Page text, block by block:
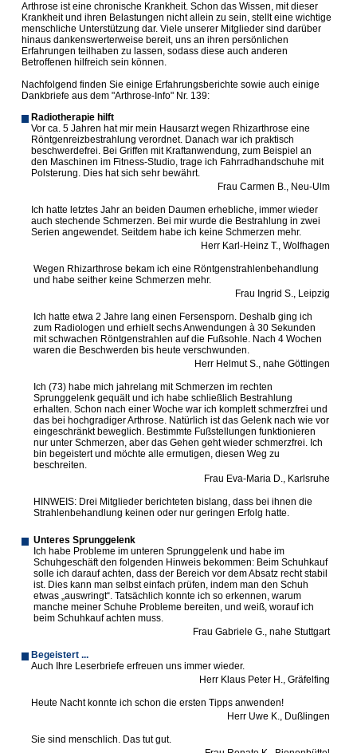
Arthrose ist eine chronische Krankheit. Schon das Wissen, mit dieser
Krankheit und ihren Belastungen nicht allein zu sein, stellt eine wichtige
menschliche Unterstützung dar. Viele unserer Mitglieder sind darüber
hinaus dankenswerterweise bereit, uns an ihren persönlichen
Erfahrungen teilhaben zu lassen, sodass diese auch anderen
Betroffenen hilfreich sein können.
Nachfolgend finden Sie einige Erfahrungsberichte sowie auch einige
Dankbriefe aus dem "Arthrose-Info" Nr. 139:
Radiotherapie hilft
Vor ca. 5 Jahren hat mir mein Hausarzt wegen Rhizarthrose eine
Röntgenreizbestrahlung verordnet. Danach war ich praktisch
beschwerdefrei. Bei Griffen mit Kraftanwendung, zum Beispiel an
den Maschinen im Fitness-Studio, trage ich Fahrradhandschuhe mit
Polsterung. Dies hat sich sehr bewährt.
Frau Carmen B., Neu-Ulm
Ich hatte letztes Jahr an beiden Daumen erhebliche, immer wieder
auch stechende Schmerzen. Bei mir wurde die Bestrahlung in zwei
Serien angewendet. Seitdem habe ich keine Schmerzen mehr.
Herr Karl-Heinz T., Wolfhagen
Wegen Rhizarthrose bekam ich eine Röntgenstrahlenbehandlung
und habe seither keine Schmerzen mehr.
Frau Ingrid S., Leipzig
Ich hatte etwa 2 Jahre lang einen Fersensporn. Deshalb ging ich
zum Radiologen und erhielt sechs Anwendungen à 30 Sekunden
mit schwachen Röntgenstrahlen auf die Fußsohle. Nach 4 Wochen
waren die Beschwerden bis heute verschwunden.
Herr Helmut S., nahe Göttingen
Ich (73) habe mich jahrelang mit Schmerzen im rechten
Sprunggelenk gequält und ich habe schließlich Bestrahlung
erhalten. Schon nach einer Woche war ich komplett schmerzfrei und
das bei hochgradiger Arthrose. Natürlich ist das Gelenk nach wie vor
eingeschränkt beweglich. Bestimmte Fußstellungen funktionieren
nur unter Schmerzen, aber das Gehen geht wieder schmerzfrei. Ich
bin begeistert und möchte alle ermutigen, diesen Weg zu
beschreiten.
Frau Eva-Maria D., Karlsruhe
HINWEIS: Drei Mitglieder berichteten bislang, dass bei ihnen die
Strahlenbehandlung keinen oder nur geringen Erfolg hatte.
Unteres Sprunggelenk
Ich habe Probleme im unteren Sprunggelenk und habe im
Schuhgeschäft den folgenden Hinweis bekommen: Beim Schuhkauf
solle ich darauf achten, dass der Bereich vor dem Absatz recht stabil
ist. Dies kann man selbst einfach prüfen, indem man den Schuh
etwas „auswringt“. Tatsächlich konnte ich so erkennen, warum
manche meiner Schuhe Probleme bereiten, und weiß, worauf ich
beim Schuhkauf achten muss.
Frau Gabriele G., nahe Stuttgart
Begeistert ...
Auch Ihre Leserbriefe erfreuen uns immer wieder.
Herr Klaus Peter H., Gräfelfing
Heute Nacht konnte ich schon die ersten Tipps anwenden!
Herr Uwe K., Dußlingen
Sie sind menschlich. Das tut gut.